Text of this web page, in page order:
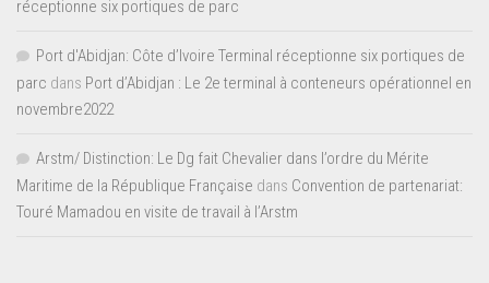
réceptionne six portiques de parc
Port d'Abidjan: Côte d’Ivoire Terminal réceptionne six portiques de
parc dans Port d’Abidjan : Le 2e terminal à conteneurs opérationnel en
novembre2022
Arstm/ Distinction: Le Dg fait Chevalier dans l’ordre du Mérite
Maritime de la République Française dans Convention de partenariat:
Touré Mamadou en visite de travail à l’Arstm